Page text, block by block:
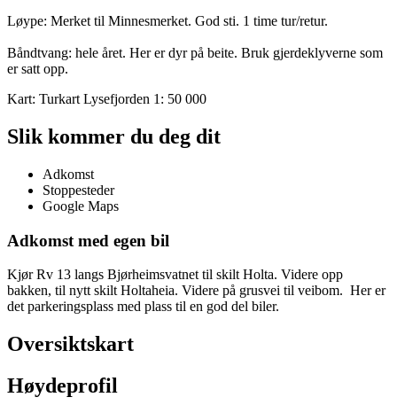
Løype: Merket til Minnesmerket. God sti. 1 time tur/retur.
Båndtvang: hele året. Her er dyr på beite. Bruk gjerdeklyverne som
er satt opp.
Kart: Turkart Lysefjorden 1: 50 000
Slik kommer du deg dit
Adkomst
Stoppesteder
Google Maps
Adkomst med egen bil
Kjør Rv 13 langs Bjørheimsvatnet til skilt Holta. Videre opp
bakken, til nytt skilt Holtaheia. Videre på grusvei til veibom. Her er
det parkeringsplass med plass til en god del biler.
Oversiktskart
Høydeprofil